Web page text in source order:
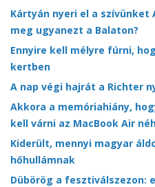
Kártyán nyeri el a
meg ugyanezt a Balaton?
Ennyire kell mélyre fúrni,
kertben
A nap végi hajrát a Richter
Akkora a memóriahiány,
kell várni az MacBook Air
Kiderült, mennyi magyar
hőhullámnak
Dübörög a fesztiválszezon: